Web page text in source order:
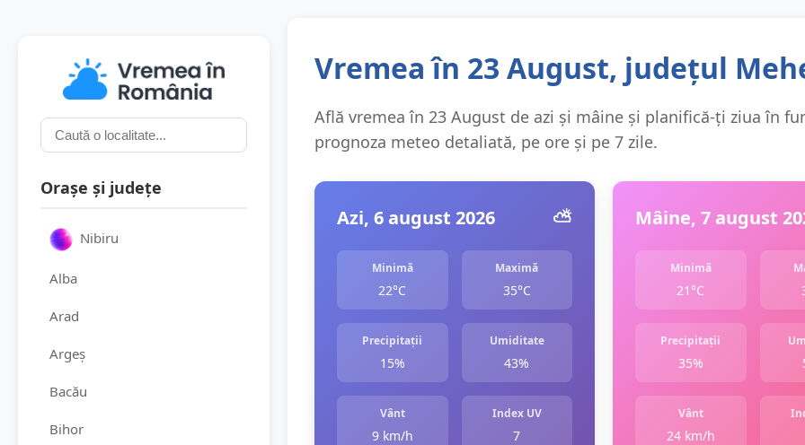
Orașe și județe
Nibiru
Alba
Arad
Argeș
Bacău
Bihor
Vremea în 23 August, județul
Află vremea în 23 August de azi și mâine și planifică-ți ziua în
prognoza meteo detaliată, pe ore și pe 7 zile.
Azi, 6 august 2026 ⛅️
Minimă
22°C
Maximă
35°C
Precipitații
15%
Umiditate
43%
Vânt
9 km/h
Index UV
7
Mâine, 7 august
Minimă
21°C
Precipitații
35%
Vânt
24 km/h